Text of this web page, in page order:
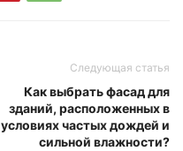
Следующая статья
Как выбрать фасад для
зданий, расположенных в
условиях частых дождей и
сильной влажности?